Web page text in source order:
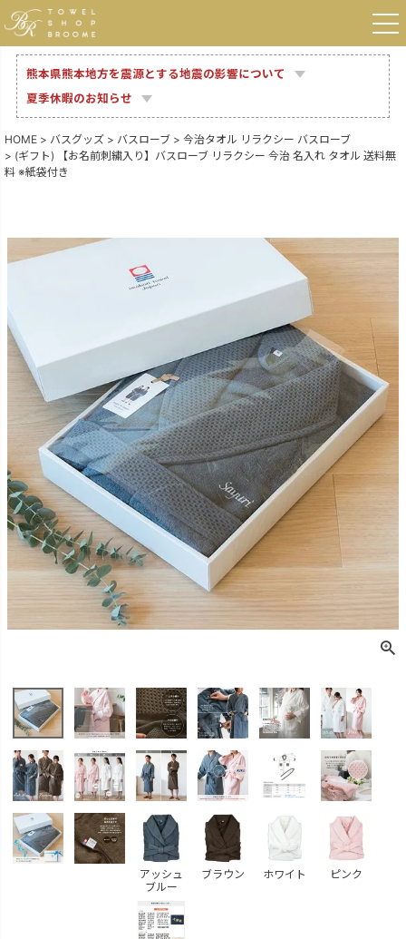
熊本県熊本地方を震源とする地震の影響について
夏季休暇のお知らせ
HOME バスグッズ バスローブ
今治タオル リラクシー バスローブ
(ギフト) 【お名前刺繍入り】バスローブ リラクシー 今治 名入れ タオル 送料無
料 ※紙袋付き
アッシュ
ブルー
ブラウン ホワイト ピンク